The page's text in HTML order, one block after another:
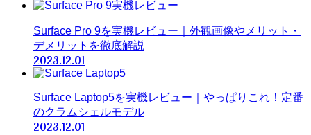
Surface Pro 9を実機レビュー｜外観画像やメリット・
デメリットを徹底解説
2023.12.01
Surface Laptop5を実機レビュー｜やっぱりこれ！定番
のクラムシェルモデル
2023.12.01